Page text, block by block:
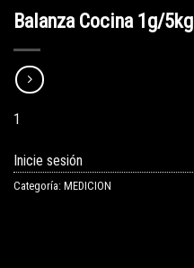
Balanza Cocina 1g/5kg
1
Inicie sesión
Categoría: MEDICION